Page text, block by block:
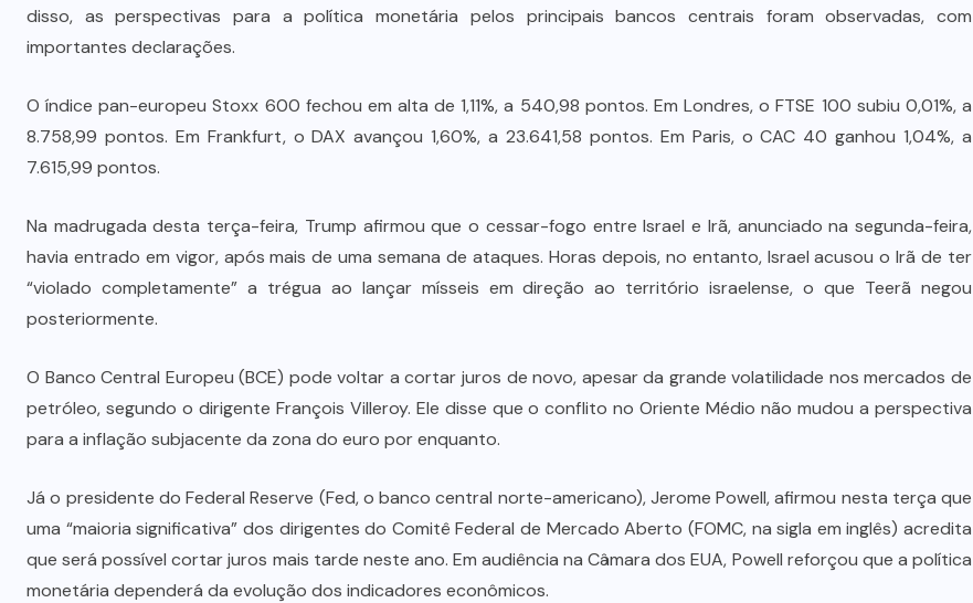
disso, as perspectivas para a política monetária pelos principais bancos centrais foram observadas, com
importantes declarações.
O índice pan-europeu Stoxx 600 fechou em alta de 1,11%, a 540,98 pontos. Em Londres, o FTSE 100 subiu 0,01%, a
8.758,99 pontos. Em Frankfurt, o DAX avançou 1,60%, a 23.641,58 pontos. Em Paris, o CAC 40 ganhou 1,04%, a
7.615,99 pontos.
Na madrugada desta terça-feira, Trump afirmou que o cessar-fogo entre Israel e Irã, anunciado na segunda-feira,
havia entrado em vigor, após mais de uma semana de ataques. Horas depois, no entanto, Israel acusou o Irã de ter
“violado completamente” a trégua ao lançar mísseis em direção ao território israelense, o que Teerã negou
posteriormente.
O Banco Central Europeu (BCE) pode voltar a cortar juros de novo, apesar da grande volatilidade nos mercados de
petróleo, segundo o dirigente François Villeroy. Ele disse que o conflito no Oriente Médio não mudou a perspectiva
para a inflação subjacente da zona do euro por enquanto.
Já o presidente do Federal Reserve (Fed, o banco central norte-americano), Jerome Powell, afirmou nesta terça que
uma “maioria significativa” dos dirigentes do Comitê Federal de Mercado Aberto (FOMC, na sigla em inglês) acredita
que será possível cortar juros mais tarde neste ano. Em audiência na Câmara dos EUA, Powell reforçou que a política
monetária dependerá da evolução dos indicadores econômicos.
Polícia prende jovem investigado
de prostituição em VG
5 DE AGOSTO DE 2026
Wilson Santos projeta novos
completa
5 DE AGOSTO DE 2026